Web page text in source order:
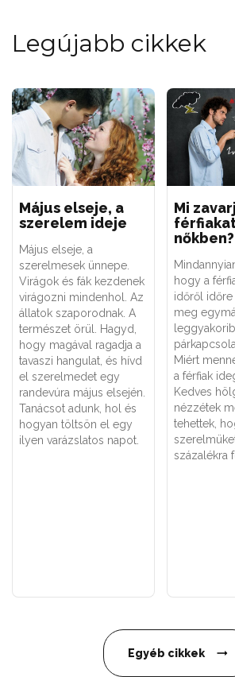
Legújabb cikkek
Május elseje, a
szerelem ideje
Május elseje, a
szerelmesek ünnepe.
Virágok és fák kezdenek
virágozni mindenhol. Az
állatok szaporodnak. A
természet örül. Hagyd,
hogy magával ragadja a
tavaszi hangulat, és hívd
el szerelmedet egy
randevúra május elsején.
Tanácsot adunk, hol és
hogyan töltsön el egy
ilyen varázslatos napot.
Mi
nőkben?
hogy a
időről
meg
Miért
a férfiak
Kedves
nézzétek
tehettek,
százalékra
Egyéb cikkek